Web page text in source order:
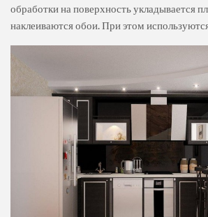
обработки на поверхность укладывается
наклеиваются обои. При этом